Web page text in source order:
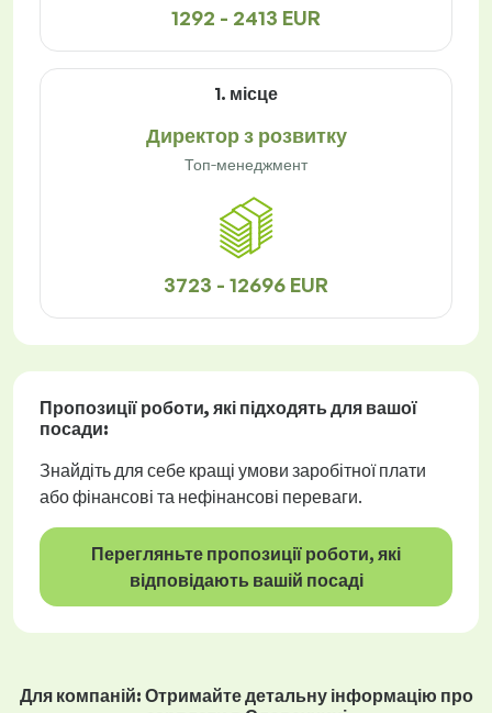
1292 - 2413 EUR
1. місце
Директор з розвитку
Топ-менеджмент
3723 - 12696 EUR
Пропозиції роботи, які підходять для вашої
посади:
Знайдіть для себе кращі умови заробітної плати
або фінансові та нефінансові переваги.
Перегляньте пропозиції роботи, які
відповідають вашій посаді
Для компаній: Отримайте детальну інформацію про